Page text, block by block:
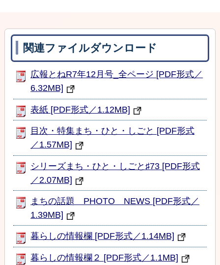
関連ファイルダウンロード
広報とねR7年12月号_全ページ [PDF形式／
6.32MB]
表紙 [PDF形式／1.12MB]
目次・特集まち・ひと・しごと [PDF形式
／1.57MB]
シリーズまち・ひと・しごと♯73 [PDF形式
／2.07MB]
まちの話題 PHOTO NEWS [PDF形式／
1.39MB]
暮らしの情報欄 [PDF形式／1.14MB]
暮らしの情報欄２ [PDF形式／1.1MB]